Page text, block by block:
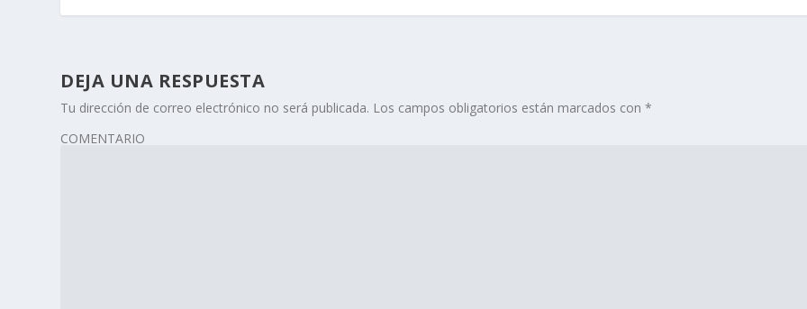
DEJA UNA RESPUESTA
Tu dirección de correo electrónico no será publicada. Los campos obligatorios están marcados con*
COMENTARIO